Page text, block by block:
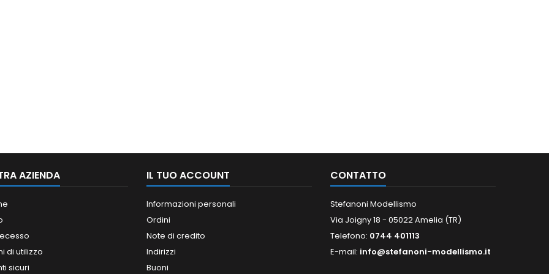
AZIENDA
di utilizzo
sicuri
IL TUO ACCOUNT
Informazioni personali
Ordini
Note di credito
Indirizzi
Buoni
CONTATTO
Stefanoni Modellismo
Via Joigny 18 - 05022 Amelia (TR)
Telefono: 0744 401113
E-mail: info@stefanoni-modellismo.it